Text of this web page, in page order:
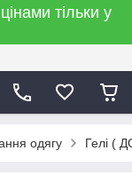
тільки у
одягу Гелі (